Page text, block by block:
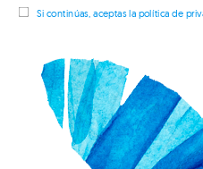
Si continúas, aceptas la política de